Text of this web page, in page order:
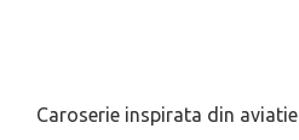
Caroserie inspirata din aviatie